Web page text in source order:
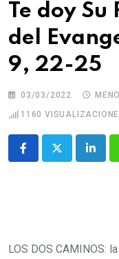
Te doy
del
9, 22-25
03/03/2022
1160
LOS DOS CAMINOS: